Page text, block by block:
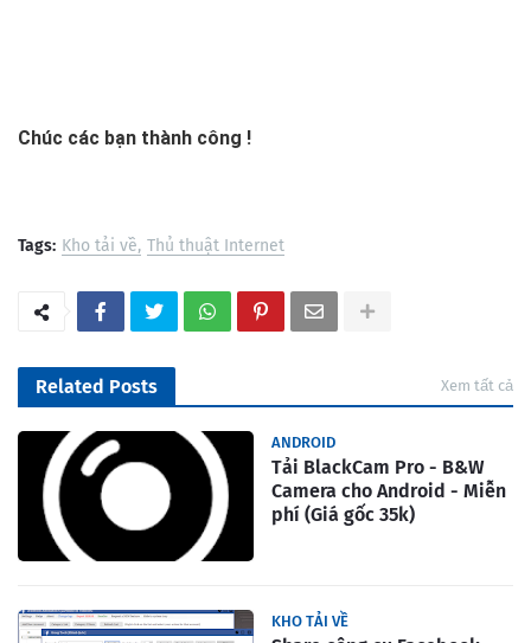
Chúc các bạn thành công !
Tags: Kho tải về Thủ thuật Internet
Related Posts Xem tất cả
ANDROID
Tải BlackCam Pro - B&W
Camera cho Android - Miễn
phí (Giá gốc 35k)
KHO TẢI VỀ